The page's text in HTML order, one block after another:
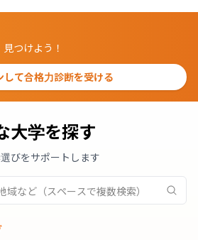
つけよう！
して合格力診断を受ける
大学を探す
びをサポートします